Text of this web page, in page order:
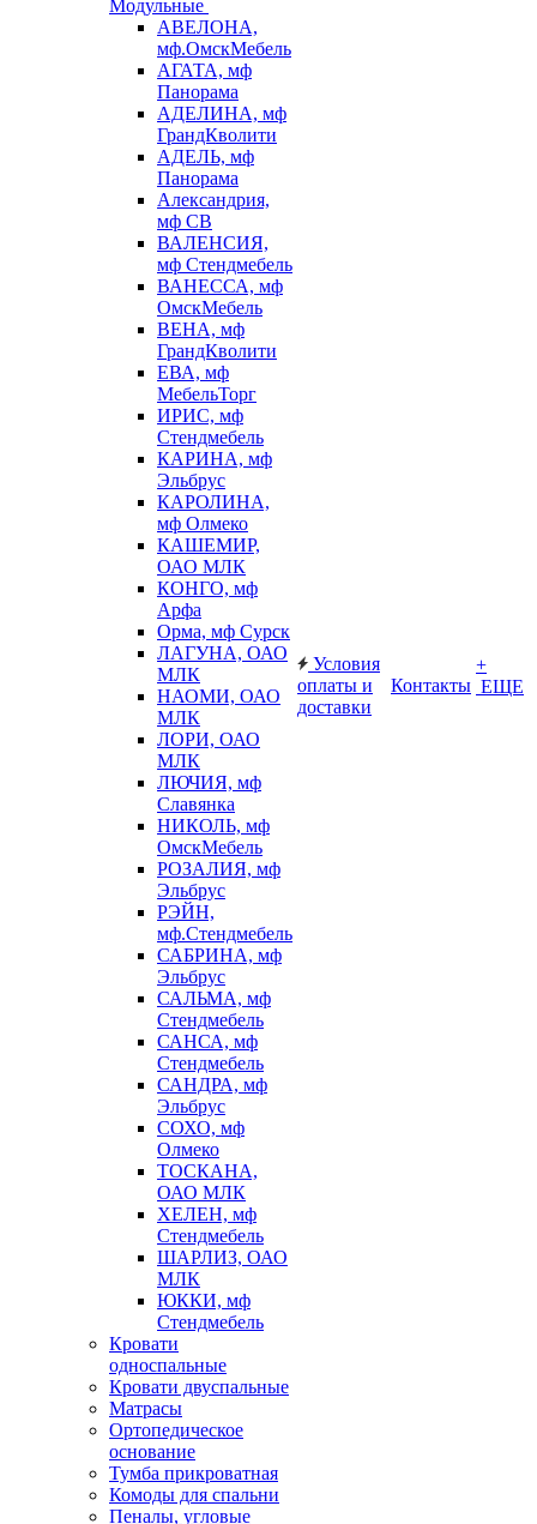
Модульные
АВЕЛОНА,
мф.ОмскМебель
АГАТА, мф
Панорама
АДЕЛИНА, мф
ГрандКволити
АДЕЛЬ, мф
Панорама
Александрия,
мф СВ
ВАЛЕНСИЯ,
мф Стендмебель
ВАНЕССА, мф
ОмскМебель
ВЕНА, мф
ГрандКволити
ЕВА, мф
МебельТорг
ИРИС, мф
Стендмебель
КАРИНА, мф
Эльбрус
КАРОЛИНА,
мф Олмеко
КАШЕМИР,
ОАО МЛК
КОНГО, мф
Арфа
Орма, мф Сурск
ЛАГУНА, ОАО
МЛК
НАОМИ, ОАО
МЛК
ЛОРИ, ОАО
МЛК
ЛЮЧИЯ, мф
Славянка
НИКОЛЬ, мф
ОмскМебель
РОЗАЛИЯ, мф
Эльбрус
РЭЙН,
мф.Стендмебель
САБРИНА, мф
Эльбрус
САЛЬМА, мф
Стендмебель
САНСА, мф
Стендмебель
САНДРА, мф
Эльбрус
СОХО, мф
Олмеко
ТОСКАНА,
ОАО МЛК
ХЕЛЕН, мф
Стендмебель
ШАРЛИЗ, ОАО
МЛК
ЮККИ, мф
Стендмебель
Кровати
односпальные
Кровати двуспальные
Матрасы
Ортопедическое
основание
Тумба прикроватная
Комоды для спальни
Пеналы, угловые
Условия
оплаты и
доставки
Контакты
+
ЕЩЕ